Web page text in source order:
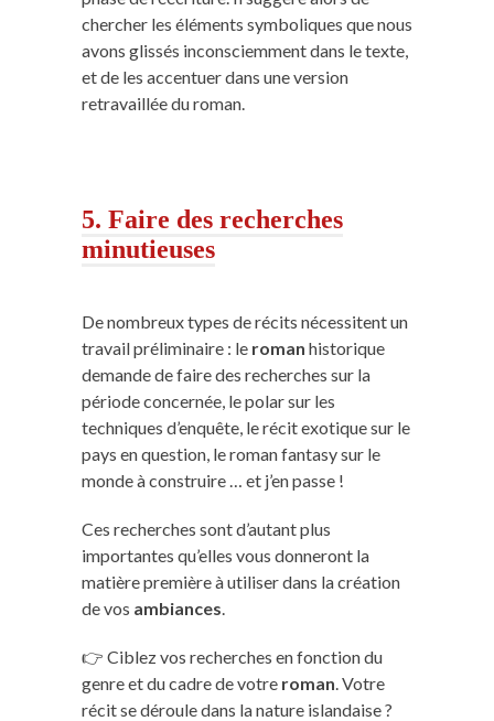
chercher les éléments symboliques que nous
avons glissés inconsciemment dans le texte,
et de les accentuer dans une version
retravaillée du roman.
5. Faire des recherches
minutieuses
De nombreux types de récits nécessitent un
travail préliminaire : le roman historique
demande de faire des recherches sur la
période concernée, le polar sur les
techniques d’enquête, le récit exotique sur le
pays en question, le roman fantasy sur le
monde à construire … et j’en passe !
Ces recherches sont d’autant plus
importantes qu’elles vous donneront la
matière première à utiliser dans la création
de vos ambiances
👉 Ciblez vos recherches en fonction du
genre et du cadre de votre roman . Votre
récit se déroule dans la nature islandaise ?